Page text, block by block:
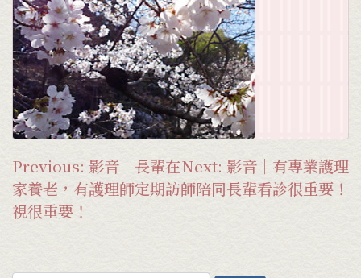
文
章
Previous: 影音｜長輩在
家養老，有護理師定期訪
視很重要！
Next: 影音｜有專業護理
師陪同長輩看診很重要！